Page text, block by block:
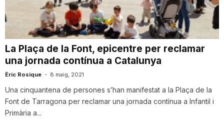
La Plaça de la Font, epicentre per reclamar
una jornada contínua a Catalunya
Èric Rosique - 8 maig, 2021
Una cinquantena de persones s’han manifestat a la Plaça de la
Font de Tarragona per reclamar una jornada contínua a Infantil i
Primària a...